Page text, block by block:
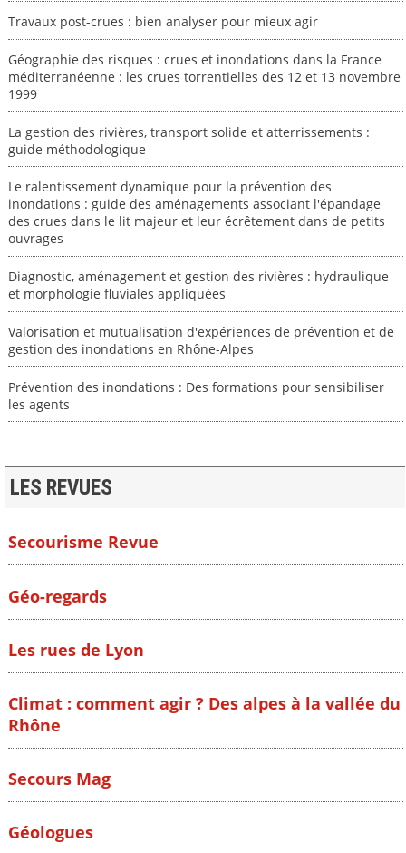
Travaux post-crues : bien analyser pour mieux agir
Géographie des risques : crues et inondations dans la France
méditerranéenne : les crues torrentielles des 12 et 13 novembre
1999
La gestion des rivières, transport solide et atterrissements :
guide méthodologique
Le ralentissement dynamique pour la prévention des
inondations : guide des aménagements associant l'épandage
des crues dans le lit majeur et leur écrêtement dans de petits
ouvrages
Diagnostic, aménagement et gestion des rivières : hydraulique
et morphologie fluviales appliquées
Valorisation et mutualisation d'expériences de prévention et de
gestion des inondations en Rhône-Alpes
Prévention des inondations : Des formations pour sensibiliser
les agents
LES REVUES
Secourisme Revue
Géo-regards
Les rues de Lyon
Climat : comment agir ? Des alpes à la vallée du
Rhône
Secours Mag
Géologues